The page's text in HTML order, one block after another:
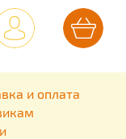
и оплата